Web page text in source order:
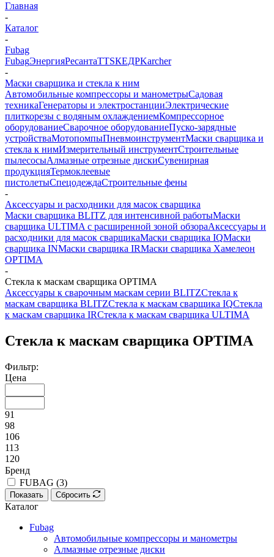
Главная
-
Каталог
-
Fubag
FubagЭнергияРесантаTTSКЕДРKarcher
-
Маски сварщика и стекла к ним
Автомобильные компрессоры и манометрыСадовая
техникаГенераторы и электростанцииЭлектрические
плиткорезы с водяным охлаждениемКомпрессорное
оборудованиеСварочное оборудованиеПуско-зарядные
устройстваМотопомпыПневмоинструментМаски сварщика и
стекла к нимИзмерительный инструментСтроительные
пылесосыАлмазные отрезные дискиСувенирная
продукцияТермоклеевые
пистолетыСпецодеждаСтроительные фены
-
Аксессуары и расходники для масок сварщика
Маски сварщика BLITZ для интенсивной работыМаски
сварщика ULTIMA с расширенной зоной обзораАксессуары и
расходники для масок сварщикаМаски сварщика IQМаски
сварщика INМаски сварщика IRМаски сварщика Хамелеон
OPTIMA
-
Стекла к маскам сварщика OPTIMA
Аксессуары к сварочным маскам серии BLITZСтекла к
маскам сварщика BLITZСтекла к маскам сварщика IQСтекла
к маскам сварщика IRСтекла к маскам сварщика ULTIMA
Стекла к маскам сварщика OPTIMA
Фильтр:
Цена
91
98
106
113
120
Бренд
FUBAG (3)
Показать Сбросить
Каталог
Fubag
Автомобильные компрессоры и манометры
Алмазные отрезные диски